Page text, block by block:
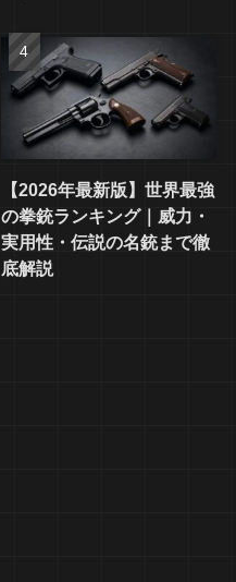
【2026年最新版】世界最強
の拳銃ランキング｜威力・
実用性・伝説の名銃まで徹
底解説